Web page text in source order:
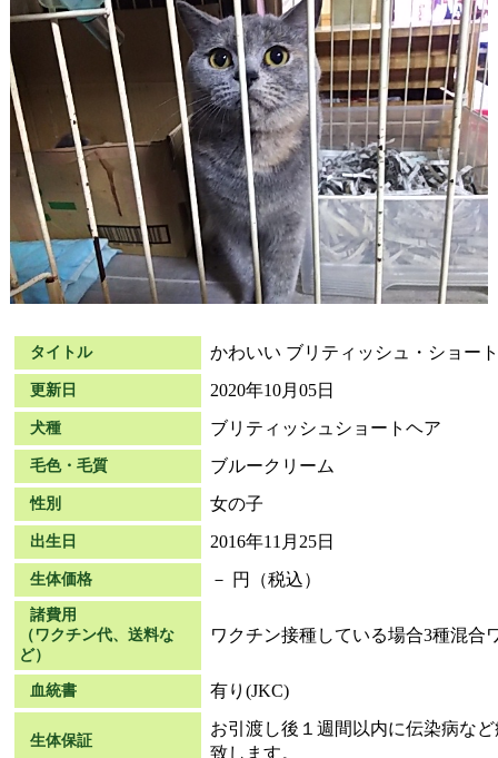
タイトル かわいい ブリティッシュ・ショー
更新日 2020年10月05日
犬種 ブリティッシュショートヘア
毛色・毛質 ブルークリーム
性別 女の子
出生日 2016年11月25日
生体価格 － 円（税込）
諸費用
（ワクチン代、送料な
ど）
ワクチン接種している場合3種混合
血統書 有り(JKC)
生体保証
お引渡し後１週間以内に伝染病な
致します。